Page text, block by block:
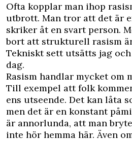
Ofta kopplar man ihop
utbrott. Man tror att det är
skriker åt en svart person.
bort att strukturell rasism
Tekniskt sett utsätts jag
dag.
Rasism handlar mycket om
Till exempel att folk
ens utseende. Det kan låta
men det är en konstant
är annorlunda, att man
inte hör hemma här. Även